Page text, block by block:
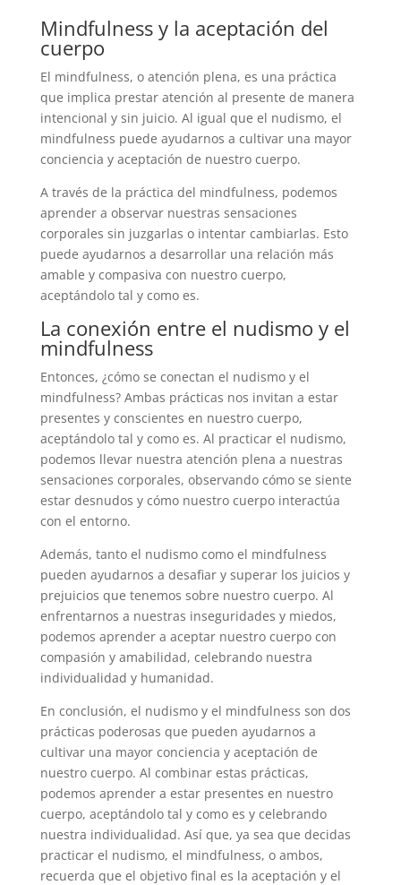
Mindfulness y la aceptación del
cuerpo
El mindfulness, o atención plena, es una práctica
que implica prestar atención al presente de manera
intencional y sin juicio. Al igual que el nudismo, el
mindfulness puede ayudarnos a cultivar una mayor
conciencia y aceptación de nuestro cuerpo.
A través de la práctica del mindfulness, podemos
aprender a observar nuestras sensaciones
corporales sin juzgarlas o intentar cambiarlas. Esto
puede ayudarnos a desarrollar una relación más
amable y compasiva con nuestro cuerpo,
aceptándolo tal y como es.
La conexión entre el nudismo y el
mindfulness
Entonces, ¿cómo se conectan el nudismo y el
mindfulness? Ambas prácticas nos invitan a estar
presentes y conscientes en nuestro cuerpo,
aceptándolo tal y como es. Al practicar el nudismo,
podemos llevar nuestra atención plena a nuestras
sensaciones corporales, observando cómo se siente
estar desnudos y cómo nuestro cuerpo interactúa
con el entorno.
Además, tanto el nudismo como el mindfulness
pueden ayudarnos a desafiar y superar los juicios y
prejuicios que tenemos sobre nuestro cuerpo. Al
enfrentarnos a nuestras inseguridades y miedos,
podemos aprender a aceptar nuestro cuerpo con
compasión y amabilidad, celebrando nuestra
individualidad y humanidad.
En conclusión, el nudismo y el mindfulness son dos
prácticas poderosas que pueden ayudarnos a
cultivar una mayor conciencia y aceptación de
nuestro cuerpo. Al combinar estas prácticas,
podemos aprender a estar presentes en nuestro
cuerpo, aceptándolo tal y como es y celebrando
nuestra individualidad. Así que, ya sea que decidas
practicar el nudismo, el mindfulness, o ambos,
recuerda que el objetivo final es la aceptación y el